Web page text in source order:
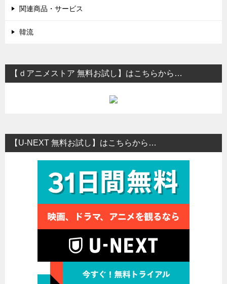
関連商品・サービス
韓流
【ｄアニメストア 無料お試し】はこちらから…
【U-NEXT 無料お試し】はこちらから…